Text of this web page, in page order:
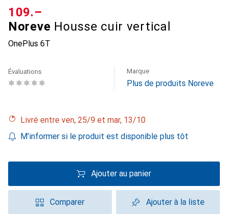
Noreve Housse cuir vertical
OnePlus 6T
CHF
109.–
Évaluations Marque
Plus de produits Noreve
Livré entre ven, 25/9 et mar, 13/10
M'informer si le produit est disponible plus tôt
Ajouter au panier
Comparer Ajouter à la liste